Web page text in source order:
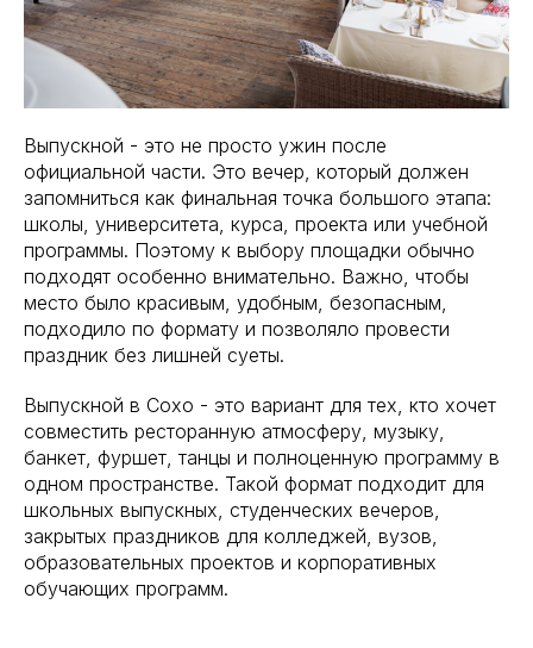
Выпускной - это не просто ужин после
официальной части. Это вечер, который должен
запомниться как финальная точка большого этапа:
школы, университета, курса, проекта или учебной
программы. Поэтому к выбору площадки обычно
подходят особенно внимательно. Важно, чтобы
место было красивым, удобным, безопасным,
подходило по формату и позволяло провести
праздник без лишней суеты.
Выпускной в Сохо - это вариант для тех, кто хочет
совместить ресторанную атмосферу, музыку,
банкет, фуршет, танцы и полноценную программу в
одном пространстве. Такой формат подходит для
школьных выпускных, студенческих вечеров,
закрытых праздников для колледжей, вузов,
образовательных проектов и корпоративных
обучающих программ.